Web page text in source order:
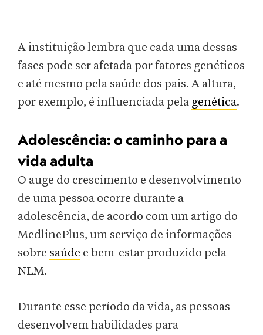
A instituição lembra que cada uma dessas
fases pode ser afetada por fatores genéticos
e até mesmo pela saúde dos pais. A altura,
por exemplo, é influenciada pela genética.
Adolescência: o caminho para a
vida adulta
O auge do crescimento e desenvolvimento
de uma pessoa ocorre durante a
adolescência, de acordo com um artigo do
MedlinePlus, um serviço de informações
sobre saúde e bem-estar produzido pela
NLM.
Durante esse período da vida, as pessoas
desenvolvem habilidades para